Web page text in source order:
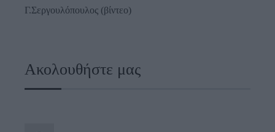
Γ.Σεργουλόπουλος (βίντεο)
Ακολουθήστε μας